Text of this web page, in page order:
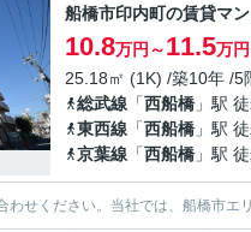
船橋市印内町の賃貸マ
10.8万円～11.5万円
25.18㎡ (1K) /築10年 /5
総武線 「西船橋 」駅
東西線 「西船橋 」駅
京葉線 「西船橋 」駅
わせください。当社では、船橋市エ